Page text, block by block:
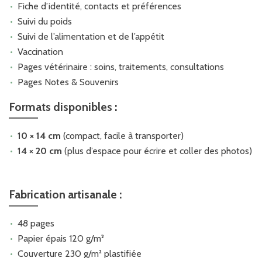
Fiche d’identité, contacts et préférences
Suivi du poids
Suivi de l’alimentation et de l’appétit
Vaccination
Pages vétérinaire : soins, traitements, consultations
Pages Notes & Souvenirs
Formats disponibles :
10 × 14 cm (compact, facile à transporter)
14 × 20 cm (plus d’espace pour écrire et coller des photos)
Fabrication artisanale :
48 pages
Papier épais 120 g/m²
Couverture 230 g/m² plastifiée